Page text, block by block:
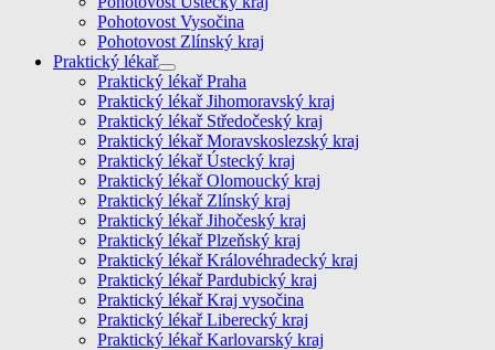
Pohotovost Vysočina
Pohotovost Zlínský kraj
Praktický lékař
Praktický lékař Praha
Praktický lékař Jihomoravský kraj
Praktický lékař Středočeský kraj
Praktický lékař Moravskoslezský kraj
Praktický lékař Ústecký kraj
Praktický lékař Olomoucký kraj
Praktický lékař Zlínský kraj
Praktický lékař Jihočeský kraj
Praktický lékař Plzeňský kraj
Praktický lékař Královéhradecký kraj
Praktický lékař Pardubický kraj
Praktický lékař Kraj vysočina
Praktický lékař Liberecký kraj
Praktický lékař Karlovarský kraj